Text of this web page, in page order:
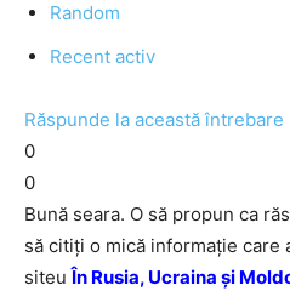
Random
Recent activ
Răspunde la această întrebare
0
0
Bună seara. O să propun ca
să citiţi o mică informaţie care
siteuÎn Rusia, Ucraina și